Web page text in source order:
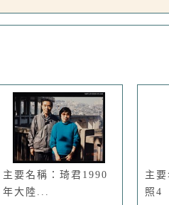
主要名稱：琦君1990
年大陸...
主
照4